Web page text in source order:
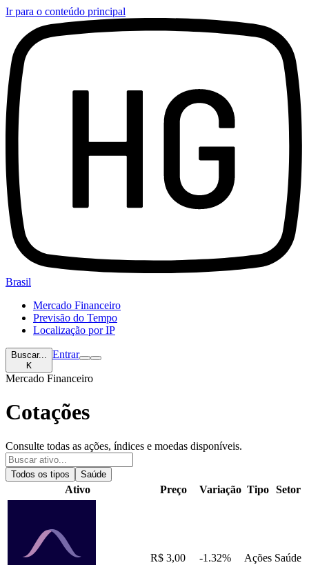
Ir para o conteúdo principal
Brasil
Mercado Financeiro
Previsão do Tempo
Localização por IP
Buscar...
K
Entrar
Mercado Financeiro
Cotações
Consulte todas as ações, índices e moedas disponíveis.
Todos os tipos Saúde
Ativo Preço Variação Tipo Setor
R$ 3,00 -1.32% Ações Saúde